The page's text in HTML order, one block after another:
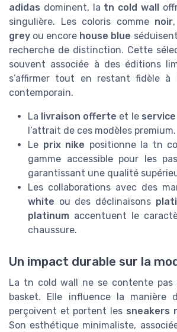
adidas dominent, la tn cold wall
singulière. Les coloris comme noir,
grey ou encore house blue
recherche de distinction. Cette
souvent associée à des éditions
s’affirmer tout en restant fidèle à
contemporain.
La livraison offerte et le
l’attrait de ces modèles premium.
Le prix nike positionne la tn
gamme accessible pour les
garantissant une qualité
Les collaborations avec des
white ou des déclinaisons
platinum accentuent le
chaussure.
Un impact durable sur la
La tn cold wall ne se contente pas
basket. Elle influence la manière
perçoivent et portent les sneakers
Son esthétique minimaliste,